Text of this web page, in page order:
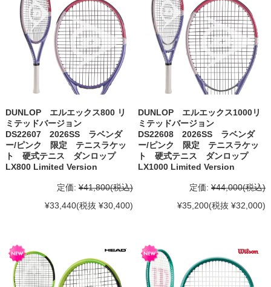
DUNLOP エルエックス800 リ
ミテッドバージョン
DS22607 2026SS ラベンダ
ー/ピンク 限定 テニスラケッ
ト 硬式テニス ダンロップ
LX800 Limited Version
定価: ¥41,800(税込)
¥33,440(税抜 ¥30,400)
DUNLOP エルエックス1000リ
ミテッドバージョン
DS22608 2026SS ラベンダ
ー/ピンク 限定 テニスラケッ
ト 硬式テニス ダンロップ
LX1000 Limited Version
定価: ¥44,000(税込)
¥35,200(税抜 ¥32,000)